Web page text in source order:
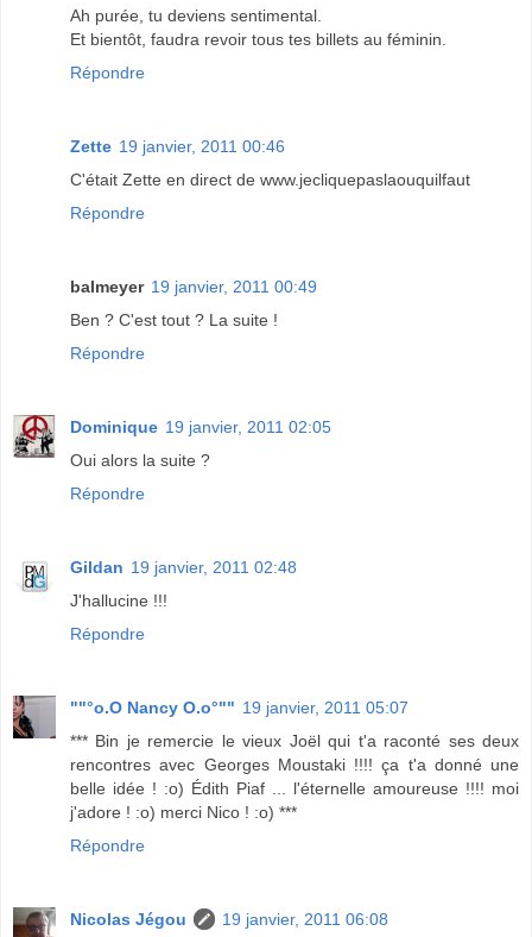
Ah purée, tu deviens sentimental.
Et bientôt, faudra revoir tous tes billets au féminin.
Répondre
Zette 19 janvier, 2011 00:46
C'était Zette en direct de www.jecliquepaslaouquilfaut
Répondre
balmeyer 19 janvier, 2011 00:49
Ben ? C'est tout ? La suite !
Répondre
Dominique 19 janvier, 2011 02:05
Oui alors la suite ?
Répondre
Gildan 19 janvier, 2011 02:48
J'hallucine !!!
Répondre
""°o.O Nancy O.o°"" 19 janvier, 2011 05:07
*** Bin je remercie le vieux Joël qui t'a raconté ses deux
rencontres avec Georges Moustaki !!!! ça t'a donné une
belle idée ! :o) Édith Piaf ... l'éternelle amoureuse !!!! moi
j'adore ! :o) merci Nico ! :o) ***
Répondre
Nicolas Jégou
19 janvier, 2011 06:08